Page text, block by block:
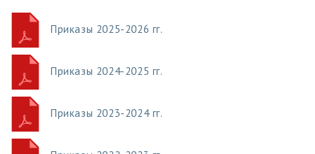
Приказы 2025-2026 гг.
Приказы 2024-2025 гг.
Приказы 2023-2024 гг.